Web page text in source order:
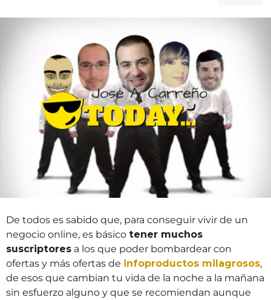
a
De todos es sabido que, para conseguir vivir de un
negocio online, es básico tener muchos
suscriptores a los que poder bombardear con
ofertas y más ofertas de infoproductos milagrosos,
de esos que cambian tu vida de la noche a la mañana
sin esfuerzo alguno y que se recomiendan aunque